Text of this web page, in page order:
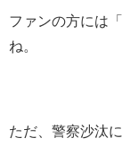
ファンの方には
ね。
ただ、警察沙汰